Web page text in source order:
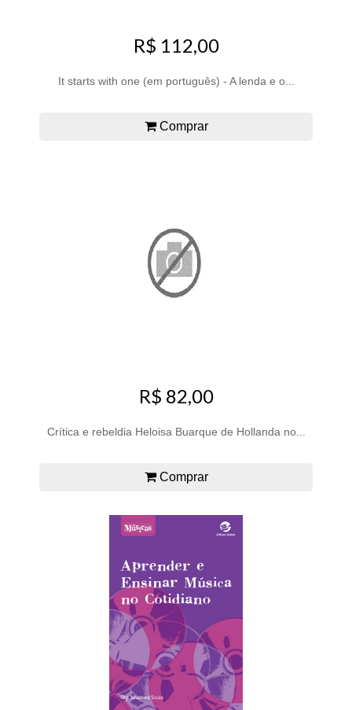
R$ 112,00
It starts with one (em português) - A lenda e o...
Comprar
R$ 82,00
Crítica e rebeldia Heloisa Buarque de Hollanda no...
Comprar